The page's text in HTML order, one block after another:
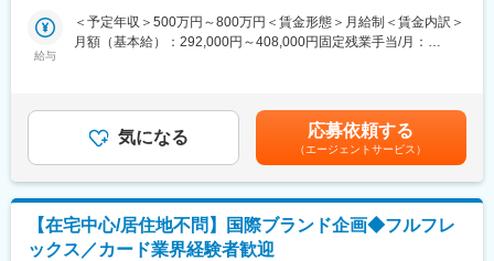
駅、近鉄名古屋駅、天王寺駅前駅、動物園前駅、駅前駅、香椎宮
前駅、中央区役所前駅、北１２条駅、大通駅
ルスをお任せいたします。
銀行員の育成や同行訪問を通じて中小企業への販売拡大を推進し
■業務詳細
（1）金融機関向けOEMサービスの拡販
（2）パートナー企業とのアライアンス推進
・金融機関、HR SaaS企業等と連携した提案機会の創出
給与
＜予定年収＞500万円～800万円＜賃金形態＞月給制＜賃金内訳＞
月額（基本給）：292,000円～408,000円固定残業手当/月：
出張手当：1泊あたり3,000円支給いたします。賃金はあくまでも
目安の金額であり、選考を通じて上下する可能性があります。月
給(月額)は固定手当を含めた表記です。
気になる 応募依頼する
（エージェントサービス）
【在宅中心/居住地不問】国際ブランド企画◆フルフレ
ックス／カード業界経験者歓迎